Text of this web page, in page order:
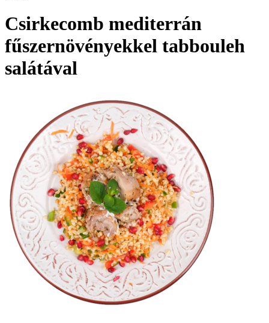
Csirkecomb mediterrán
fűszernövényekkel tabbouleh
salátával